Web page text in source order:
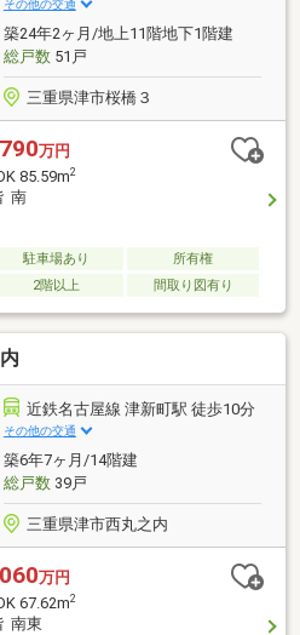
その他の交通
築24年2ヶ月/地上11階地下1階建
総戸数51戸
三重県津市桜橋３
万円
85.59m2
南
駐車場あり
所有権
2階以上 間取り図有り
近鉄名古屋線 津新町駅 徒歩10分
その他の交通
築6年7ヶ月/14階建
総戸数39戸
三重県津市西丸之内
万円
67.62m2
南東